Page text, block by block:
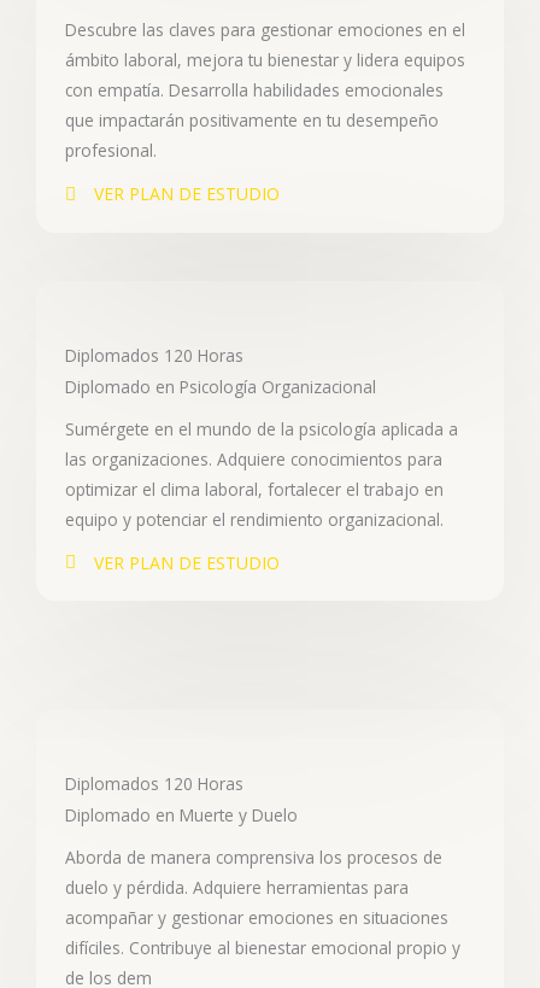
Descubre las claves para gestionar emociones en el
ámbito laboral, mejora tu bienestar y lidera equipos
con empatía. Desarrolla habilidades emocionales
que impactarán positivamente en tu desempeño
profesional.
VER PLAN DE ESTUDIO
Diplomados 120 Horas
Diplomado en Psicología Organizacional
Sumérgete en el mundo de la psicología aplicada a
las organizaciones. Adquiere conocimientos para
optimizar el clima laboral, fortalecer el trabajo en
equipo y potenciar el rendimiento organizacional.
VER PLAN DE ESTUDIO
Diplomados 120 Horas
Diplomado en Muerte y Duelo
Aborda de manera comprensiva los procesos de
duelo y pérdida. Adquiere herramientas para
acompañar y gestionar emociones en situaciones
difíciles. Contribuye al bienestar emocional propio y
de los dem